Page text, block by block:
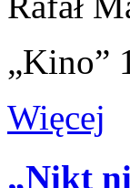
„Kino”
Więcej
„Nikt